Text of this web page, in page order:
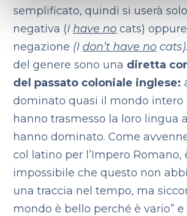
semplificato, quindi si userà
negativa (I have no cats)
negazione (Idon’t have no cats).
del genere sono una diretta
del passato coloniale inglese:
dominato quasi il mondo intero
hanno trasmesso la loro lingua
hanno dominato. Come
col latino per l’Impero Romano,
impossibile che questo non
una traccia nel tempo, ma
mondo è bello perché è vario”